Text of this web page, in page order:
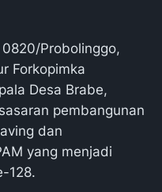
Probolinggo,
Forkopimka
Desa Brabe,
pembangunan
dan
yang menjadi
128.